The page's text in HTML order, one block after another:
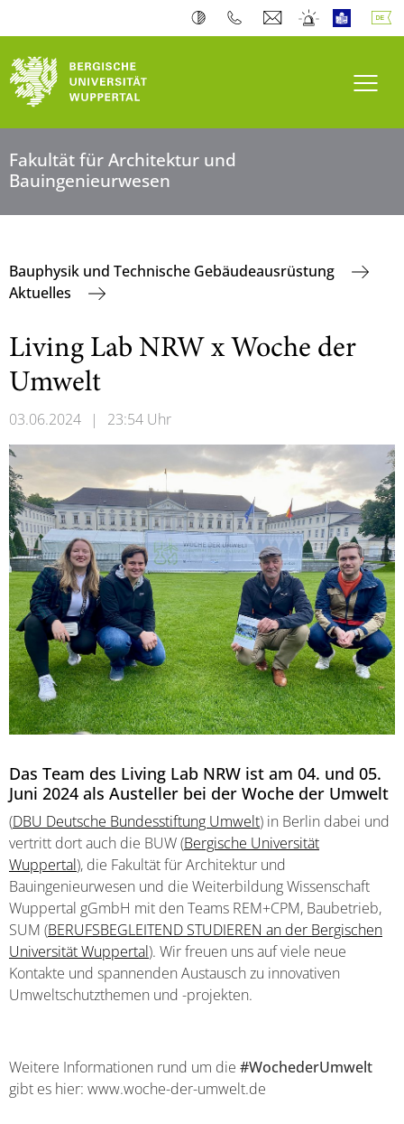
Fakultät für Architektur und
Bauingenieurwesen
Bauphysik und Technische Gebäudeausrüstung
Aktuelles
Living Lab NRW x Woche der
Umwelt
03.06.2024 | 23:54 Uhr
Das Team des Living Lab NRW ist am 04. und 05.
Juni 2024 als Austeller bei der Woche der Umwelt
(DBU Deutsche Bundesstiftung Umwelt) in Berlin dabei und
vertritt dort auch die BUW (Bergische Universität
Wuppertal), die Fakultät für Architektur und
Bauingenieurwesen und die Weiterbildung Wissenschaft
Wuppertal gGmbH mit den Teams REM+CPM, Baubetrieb,
SUM (BERUFSBEGLEITEND STUDIEREN an der Bergischen
Universität Wuppertal). Wir freuen uns auf viele neue
Kontakte und spannenden Austausch zu innovativen
Umweltschutzthemen und -projekten.
Weitere Informationen rund um die #WochederUmwelt
gibt es hier: www.woche-der-umwelt.de